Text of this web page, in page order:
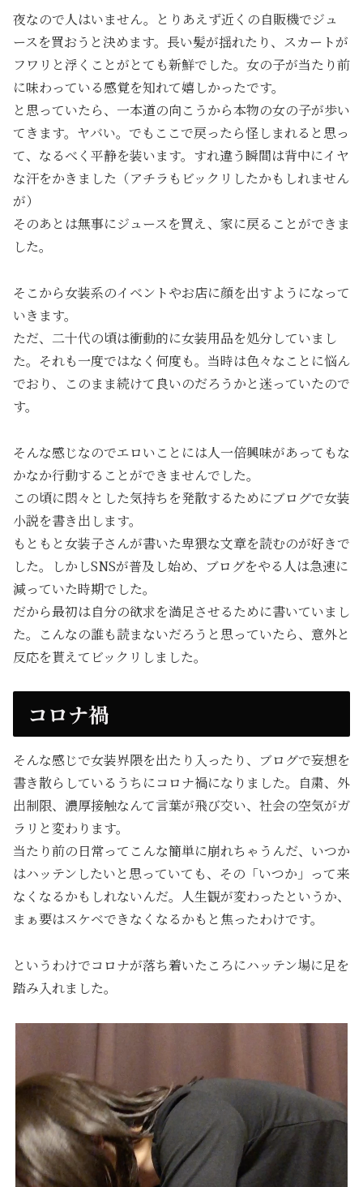
夜なので人はいません。とりあえず近くの自販機でジュ
ースを買おうと決めます。長い髪が揺れたり、スカートが
フワリと浮くことがとても新鮮でした。女の子が当たり前
に味わっている感覚を知れて嬉しかったです。
と思っていたら、一本道の向こうから本物の女の子が歩い
てきます。ヤバい。でもここで戻ったら怪しまれると思っ
て、なるべく平静を装います。すれ違う瞬間は背中にイヤ
な汗をかきました（アチラもビックリしたかもしれません
が）
そのあとは無事にジュースを買え、家に戻ることができま
した。
そこから女装系のイベントやお店に顔を出すようになって
いきます。
ただ、二十代の頃は衝動的に女装用品を処分していまし
た。それも一度ではなく何度も。当時は色々なことに悩ん
でおり、このまま続けて良いのだろうかと迷っていたので
す。
そんな感じなのでエロいことには人一倍興味があってもな
かなか行動することができませんでした。
この頃に悶々とした気持ちを発散するためにブログで女装
小説を書き出します。
もともと女装子さんが書いた卑猥な文章を読むのが好きで
した。しかしSNSが普及し始め、ブログをやる人は急速に
減っていた時期でした。
だから最初は自分の欲求を満足させるために書いていまし
た。こんなの誰も読まないだろうと思っていたら、意外と
反応を貰えてビックリしました。
コロナ禍
そんな感じで女装界隈を出たり入ったり、ブログで妄想を
書き散らしているうちにコロナ禍になりました。自粛、外
出制限、濃厚接触なんて言葉が飛び交い、社会の空気がガ
ラリと変わります。
当たり前の日常ってこんな簡単に崩れちゃうんだ、いつか
はハッテンしたいと思っていても、その「いつか」って来
なくなるかもしれないんだ。人生観が変わったというか、
まぁ要はスケベできなくなるかもと焦ったわけです。
というわけでコロナが落ち着いたころにハッテン場に足を
踏み入れました。